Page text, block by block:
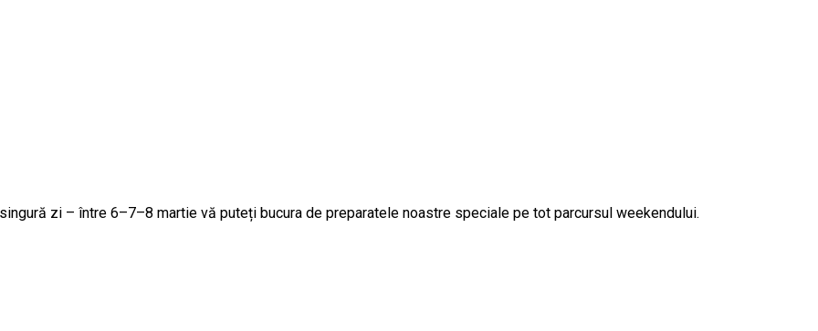
zi – între 6–7–8 martie vă puteți bucura de preparatele noastre speciale pe tot parcursul weekendului.